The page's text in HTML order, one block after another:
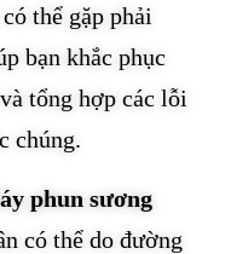
thể gặp phải
bạn khắc phục
tổng hợp các lỗi
chúng.
phun sương
có thể do đường